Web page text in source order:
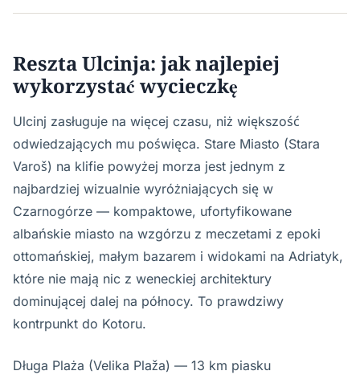
Reszta Ulcinja: jak najlepiej
wykorzystać wycieczkę
Ulcinj zasługuje na więcej czasu, niż większość
odwiedzających mu poświęca. Stare Miasto (Stara
Varoš) na klifie powyżej morza jest jednym z
najbardziej wizualnie wyróżniających się w
Czarnogórze — kompaktowe, ufortyfikowane
albańskie miasto na wzgórzu z meczetami z epoki
ottomańskiej, małym bazarem i widokami na Adriatyk,
które nie mają nic z weneckiej architektury
dominującej dalej na północy. To prawdziwy
kontrpunkt do Kotoru.
Długa Plaża (Velika Plaža) — 13 km piasku